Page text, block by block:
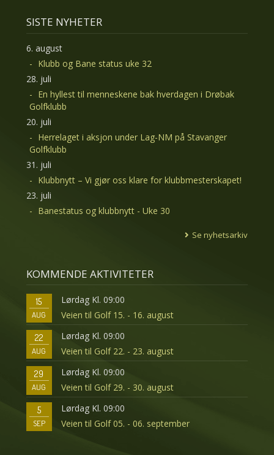
SISTE NYHETER
6. august
Klubb og Bane status uke 32
28. juli
En hyllest til menneskene bak hverdagen i Drøbak
Golfklubb
20. juli
Herrelaget i aksjon under Lag-NM på Stavanger
Golfklubb
31. juli
Klubbnytt – Vi gjør oss klare for klubbmesterskapet!
23. juli
Banestatus og klubbnytt - Uke 30
Se nyhetsarkiv
KOMMENDE AKTIVITETER
15
AUG
Lørdag Kl. 09:00
Veien til Golf 15. - 16. august
22
AUG
Lørdag Kl. 09:00
Veien til Golf 22. - 23. august
29
AUG
Lørdag Kl. 09:00
Veien til Golf 29. - 30. august
5
SEP
Lørdag Kl. 09:00
Veien til Golf 05. - 06. september